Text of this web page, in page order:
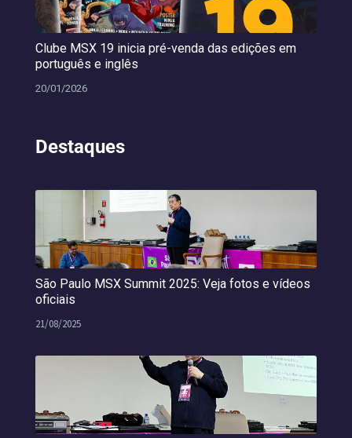
Clube MSX 19 inicia pré-venda das edições em
português e inglês
20/01/2026
Destaques
São Paulo MSX Summit 2025: Veja fotos e vídeos
oficiais
21/08/2025